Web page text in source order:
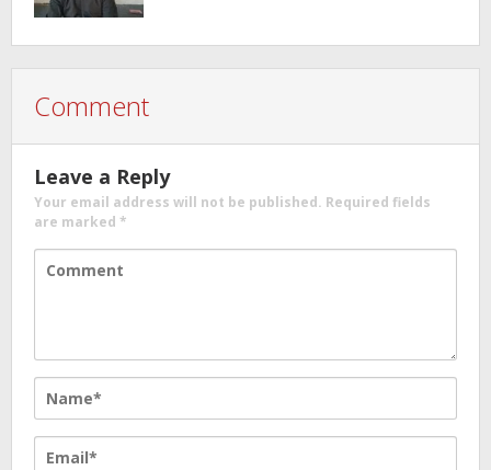
Comment
Leave a Reply
Your email address will not be published. Required fields
are marked *